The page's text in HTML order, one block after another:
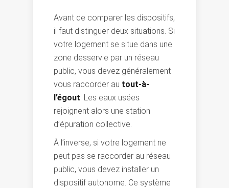
Avant de comparer les dispositifs,
il faut distinguer deux situations. Si
votre logement se situe dans une
zone desservie par un réseau
public, vous devez généralement
vous raccorder au tout-à-
l’égout . Les eaux usées
rejoignent alors une station
d’épuration collective.
À l’inverse, si votre logement ne
peut pas se raccorder au réseau
public, vous devez installer un
dispositif autonome. Ce système